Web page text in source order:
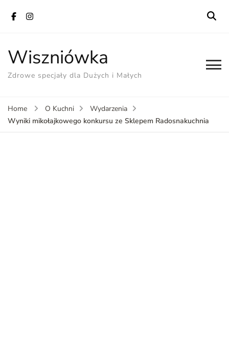
Wiszniówka
Zdrowe specjały dla Dużych i Małych
Home O Kuchni
Wydarzenia
Wyniki mikołajkowego konkursu ze Sklepem Radosnakuchnia